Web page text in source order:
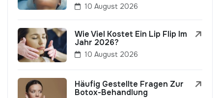
10 August 2026
Wie Viel Kostet Ein Lip Flip Im
Jahr 2026?
10 August 2026
Häufig Gestellte Fragen Zur
Botox-Behandlung